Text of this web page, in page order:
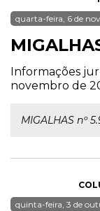
quarta-feira, 6 de
Informações
novembro de
MIGALHAS nº
quinta-feira, 3 de